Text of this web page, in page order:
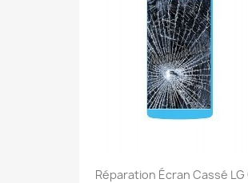
Réparation Écran Cassé LG